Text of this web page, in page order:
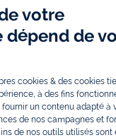
mode et tendance
Vie , donnez une seconde
de nos collections spéciales
de Noël . Un heureux
prix réduits avec nos
et de notre
Prix Doux, une opération
à prix tout ronds.
profiter desventes privées.
Reflexaux vêtements